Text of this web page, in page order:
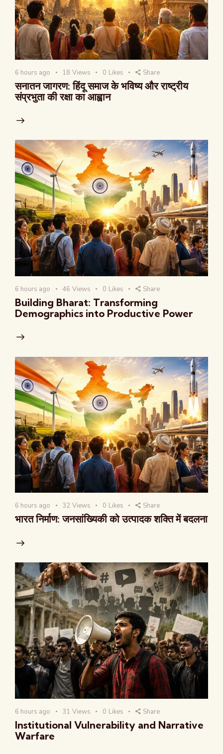
6 hours ago 18 Views 0 Likes Share
सनातन जागरण: हिंदू समाज के भविष्य और राष्ट्रीय
संप्रभुता की रक्षा का आह्वान
6 hours ago 46 Views 0 Likes Share
Building Bharat: Transforming
Demographics into Productive Power
6 hours ago 32 Views 0 Likes Share
भारत निर्माण: जनसांख्यिकी को उत्पादक शक्ति में बदलना
6 hours ago 31 Views 0 Likes Share
Institutional Vulnerability and Narrative
Warfare